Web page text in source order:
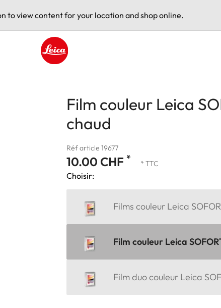
to view content for your location and shop online.
Film couleur Leica
chaud
Réf article 19677
10.00 CHF * * TTC
Choisir:
Films couleur Leica
Film couleur Leica
Film duo couleur Leica